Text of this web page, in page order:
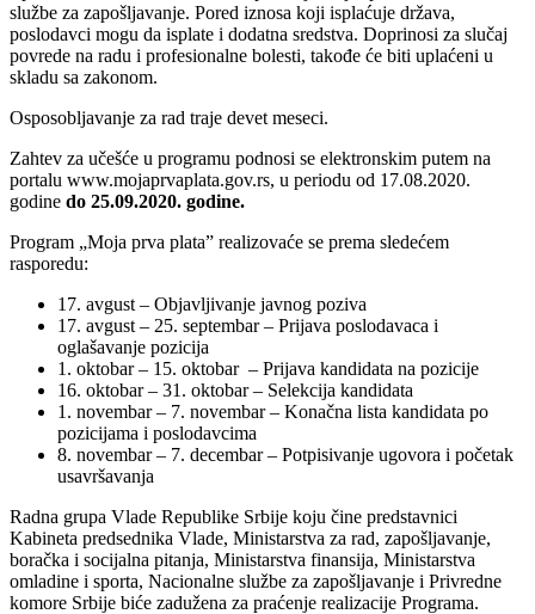
službe za zapošljavanje. Pored iznosa koji isplaćuje država,
poslodavci mogu da isplate i dodatna sredstva. Doprinosi za slučaj
povrede na radu i profesionalne bolesti, takođe će biti uplaćeni u
skladu sa zakonom.
Osposobljavanje za rad traje devet meseci.
Zahtev za učešće u programu podnosi se elektronskim putem na
portalu www.mojaprvaplata.gov.rs, u periodu od 17.08.2020.
godine do 25.09.2020. godine.
Program „Moja prva plata” realizovaće se prema sledećem
rasporedu:
17. avgust – Objavljivanje javnog poziva
17. avgust – 25. septembar – Prijava poslodavaca i
oglašavanje pozicija
1. oktobar – 15. oktobar – Prijava kandidata na pozicije
16. oktobar – 31. oktobar – Selekcija kandidata
1. novembar – 7. novembar – Konačna lista kandidata po
pozicijama i poslodavcima
8. novembar – 7. decembar – Potpisivanje ugovora i početak
usavršavanja
Radna grupa Vlade Republike Srbije koju čine predstavnici
Kabineta predsednika Vlade, Ministarstva za rad, zapošljavanje,
boračka i socijalna pitanja, Ministarstva finansija, Ministarstva
omladine i sporta, Nacionalne službe za zapošljavanje i Privredne
komore Srbije biće zadužena za praćenje realizacije Programa.